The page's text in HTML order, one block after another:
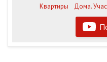
Квартиры
Дома.